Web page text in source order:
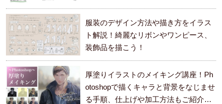
服装のデザイン方法や描き方をイラス
ト解説！綺麗なリボンやワンピース、
装飾品を描こう！
厚塗りイラストのメイキング講座！Ph
otoshopで描くキャラと背景をなじませ
る手順、仕上げや加工方法もご紹介し